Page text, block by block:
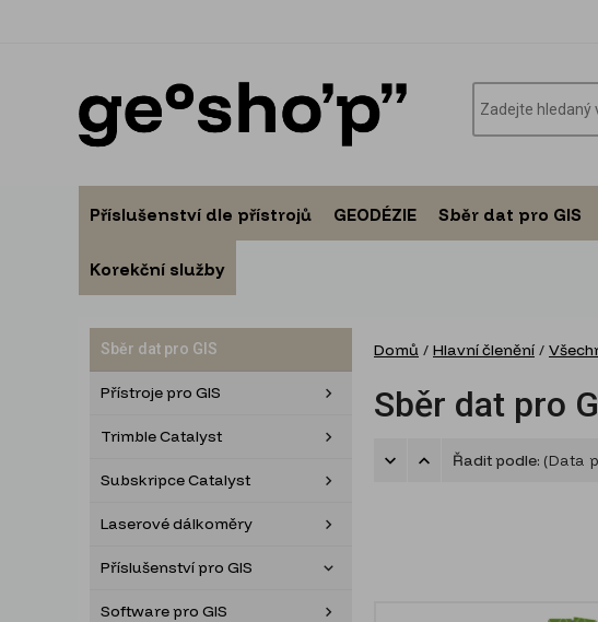
Příslušenství dle přístrojů GEODÉZIE Sběr dat pro GIS
Korekční služby
Sběr dat pro GIS
Přístroje pro GIS
Trimble Catalyst
Subskripce Catalyst
Laserové dálkoměry
Příslušenství pro GIS
Software pro GIS
Domů / Hlavní členění /
Sběr dat pro
Řadit podle: (Data